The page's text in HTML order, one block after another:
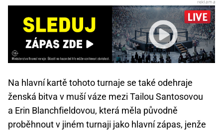
Na hlavní kartě tohoto turnaje se také odehraje
ženská bitva v muší váze mezi Tailou Santosovou
a Erin Blanchfieldovou, která měla původně
proběhnout v jiném turnaji jako hlavní zápas, jenže